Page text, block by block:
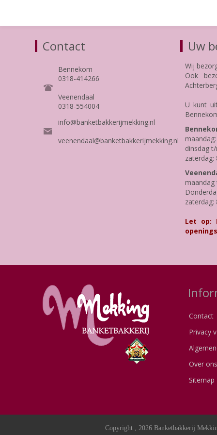
Contact
Bennekom
0318-414266
Veenendaal
0318-554004
info@banketbakkerijmekking.nl
veenendaal@banketbakkerijmekking.nl
Uw
Wij
Ook
U kunt
dinsdag
zaterdag:
maandag
zaterdag:
Let op:
Contact
Privacy
Over ons
Sitemap
Copyright ; 2026 Banketbakkerij